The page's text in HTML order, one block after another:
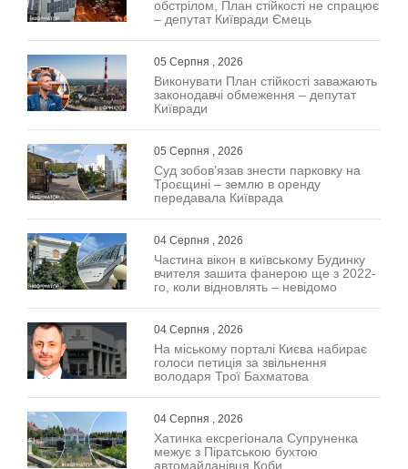
обстрілом, План стійкості не спрацює
– депутат Київради Ємець
05 Серпня , 2026
Виконувати План стійкості заважають
законодавчі обмеження – депутат
Київради
05 Серпня , 2026
Суд зобов’язав знести парковку на
Троєщині – землю в оренду
передавала Київрада
04 Серпня , 2026
Частина вікон в київському Будинку
вчителя зашита фанерою ще з 2022-
го, коли відновлять – невідомо
04 Серпня , 2026
На міському порталі Києва набирає
голоси петиція за звільнення
володаря Трої Бахматова
04 Серпня , 2026
Хатинка ексрегіонала Супруненка
межує з Піратською бухтою
автомайданівця Коби